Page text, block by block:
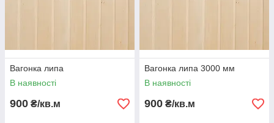
Вагонка липа
В наявності
900 ₴/кв.м
Вагонка липа 3000 мм
В наявності
900 ₴/кв.м